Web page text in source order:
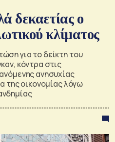
δεκαετίας ο
κλίματος
για το δείκτη του
κόντρα στις
ανησυχίας
της οικονομίας λόγω